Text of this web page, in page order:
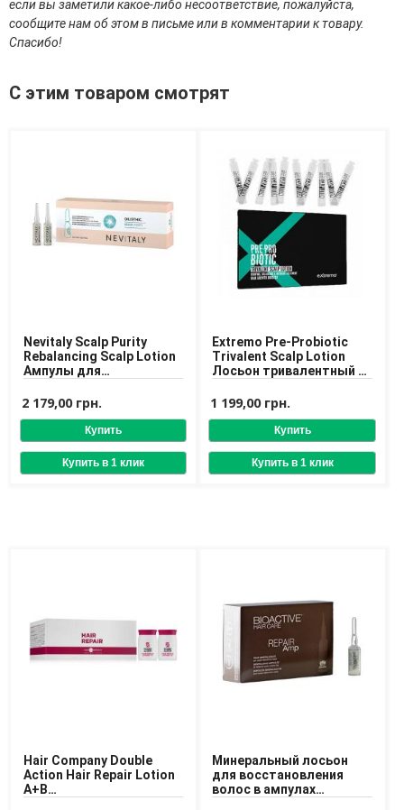
Средства для депиляции
Туалетная вода для тела
Уход для ног
Мужчинам
Уход для лица
Уход для тела
Уход за мужскими волосами
Каталог
Контакты
Отзывы
Доставка
Оплата
если вы заметили какое-либо несоответствие, пожалуйста,
сообщите нам об этом в письме или в комментарии к товару.
Спасибо!
С этим товаром смотрят
Nevitaly Scalp Purity
Rebalancing Scalp Lotion
Ампулы для
кожи головы
2 179,00 грн.
Extremo Pre-Probiotic
Trivalent Scalp Lotion
Лосьон тривалентный в
головы
1 199,00 грн.
Hair Company Double
Action Hair Repair Lotion
A+B
Минеральный лосьон
для восстановления
волос в ампулах